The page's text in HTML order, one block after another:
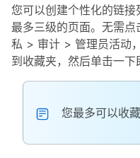
您可以创建个性化的链
最多三级的页面。无需
私 > 审计 > 管理员活动
到收藏夹，然后单击一下
您最多可以收